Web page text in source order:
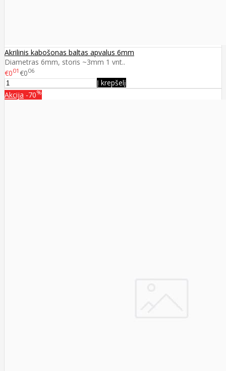
Akrilinis kabošonas baltas apvalus 6mm
Diametras 6mm, storis ~3mm 1 vnt..
€001 €006
Į krepšelį
Akcija -70%